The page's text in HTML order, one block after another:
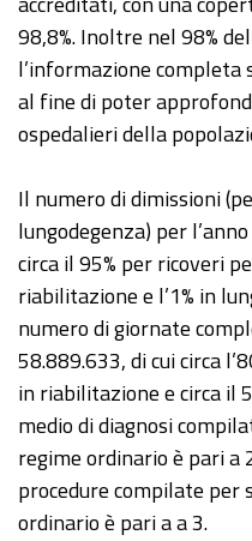
98,8%. Inoltre nel 98%
l’informazione
al fine di poter
ospedalieri della
Il numero di dimissioni
lungodegenza) per
circa il 95% per ricoveri
riabilitazione e l’1% in
numero di giornate
58.889.633, di cui circa
in riabilitazione e circa il
medio di diagnosi
regime ordinario è pari a
procedure compilate per
ordinario è pari a a 3.